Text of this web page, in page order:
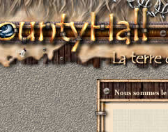
Nous sommes le